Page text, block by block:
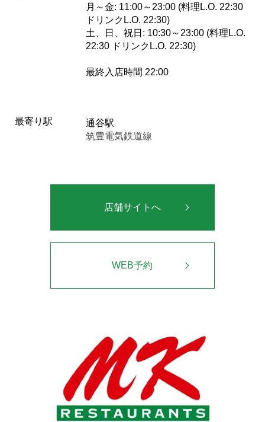
月～金: 11:00～23:00 (料理L.O. 22:30
ドリンクL.O. 22:30)
土、日、祝日: 10:30～23:00 (料理L.O.
22:30 ドリンクL.O. 22:30)
最終入店時間 22:00
最寄り駅
通谷駅
筑豊電気鉄道線
店舗サイトへ
WEB予約